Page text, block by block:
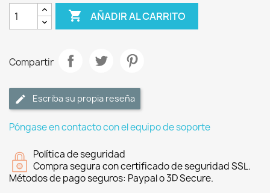
 AÑADIR AL CARRITO
Compartir
Escriba su propia reseña
Póngase en contacto con el equipo de soporte
Política de seguridad
Compra segura con certificado de seguridad SSL.
Métodos de pago seguros: Paypal o 3D Secure.